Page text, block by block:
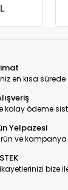
en kısa sürede
kolay ödeme
Yelpazesi
ve
bize